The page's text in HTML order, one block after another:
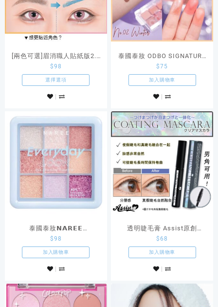
[兩色可選]眉消職人貼紙版2.0
遮眉貼紙日本Assist原創
Cosplay商品
$98
選擇選項
泰國泰妝 ODBO SIGNATURE
EYESHADOW PALETTE 02色
$75
加入購物車
泰國泰妝𝗡𝗔𝗥𝗘𝗘
𝙀𝙫𝙚𝙧𝙮𝙙𝙖𝙮 𝙇𝙤𝙤𝙠
𝙀𝙮𝙚𝙨𝙝𝙖𝙙𝙤𝙬 𝙋𝙖𝙡𝙚𝙩𝙩𝙚 #04
$98
加入購物車
透明睫毛膏 Assist原創
Cosplay商品
$68
加入購物車